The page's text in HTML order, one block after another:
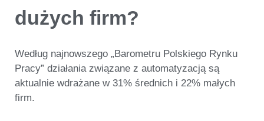
dużych firm?
Według najnowszego „Barometru Polskiego Rynku
Pracy” działania związane z automatyzacją są
aktualnie wdrażane w 31% średnich i 22% małych
firm.